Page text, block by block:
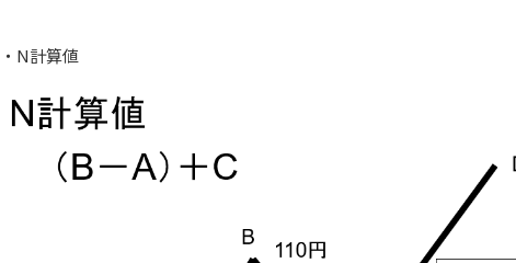
・N計算値